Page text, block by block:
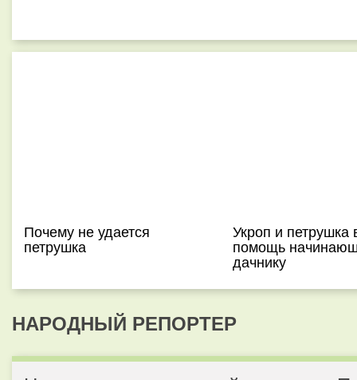
Почему не удается
петрушка
Укроп и петрушка
помощь
дачнику
НАРОДНЫЙ РЕПОРТЕР